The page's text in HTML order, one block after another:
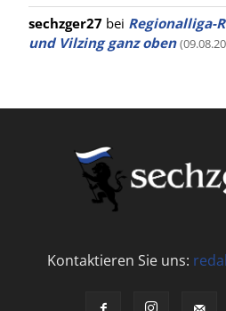
sechzger27 bei Regionalliga-
und Vilzing ganz oben
Kontaktieren Sie uns: